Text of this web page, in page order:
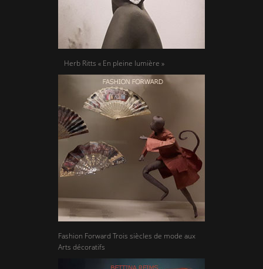
Herb Ritts « En pleine lumière »
Fashion Forward Trois siècles de mode aux
Arts décoratifs